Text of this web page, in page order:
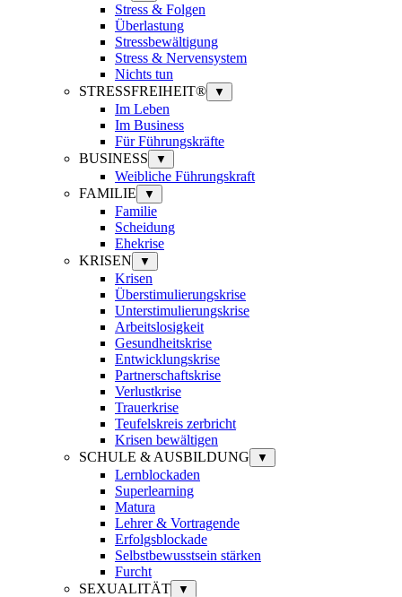
Stress & Folgen
Überlastung
Stressbewältigung
Stress & Nervensystem
Nichts tun
STRESSFREIHEIT®
▼
Im Leben
Im Business
Für Führungskräfte
BUSINESS
▼
Weibliche Führungskraft
FAMILIE
▼
Familie
Scheidung
Ehekrise
KRISEN
▼
Krisen
Überstimulierungskrise
Unterstimulierungskrise
Arbeitslosigkeit
Gesundheitskrise
Entwicklungskrise
Partnerschaftskrise
Verlustkrise
Trauerkrise
Teufelskreis zerbricht
Krisen bewältigen
SCHULE & AUSBILDUNG
▼
Lernblockaden
Superlearning
Matura
Lehrer & Vortragende
Erfolgsblockade
Selbstbewusstsein stärken
Furcht
SEXUALITÄT
▼